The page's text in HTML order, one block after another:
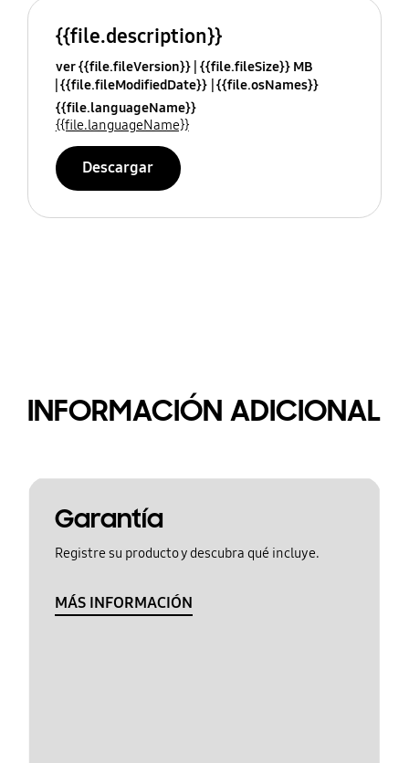
{{file.description}}
ver {{file.fileVersion}} {{file.fileSize}} MB
{{file.fileModifiedDate}} {{file.osNames}}
{{file.languageName}}
{{file.languageName}}
Descargar
INFORMACIÓN ADICIONAL
Garantía
Registre su producto y descubra qué incluye.
MÁS INFORMACIÓN